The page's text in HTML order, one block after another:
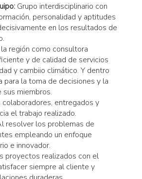
Grupo interdisciplinario con
personalidad y aptitudes
en los resultados de
región como consultora
y de calidad de servicios
y cambiio climático. Y dentro
para la toma de decisiones y la
sus miembros.
colaboradores, entregados y
el trabajo realizado.
resolver los problemas de
empleando un enfoque
e innovador.
proyectos realizados con el
siempre al cliente y